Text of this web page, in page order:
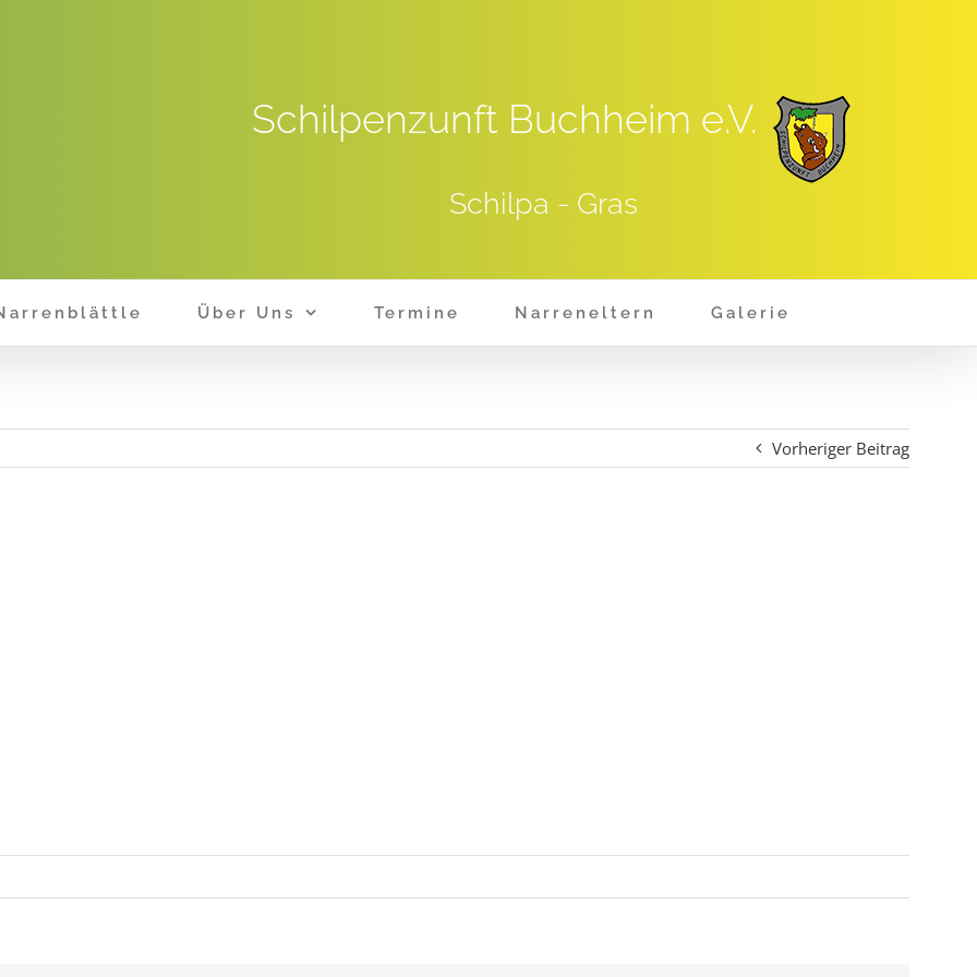
Schilpenzunft Buchheim e.V.
Schilpa - Gras
Über Uns Termine Narreneltern Galerie
Vorheriger Beitrag